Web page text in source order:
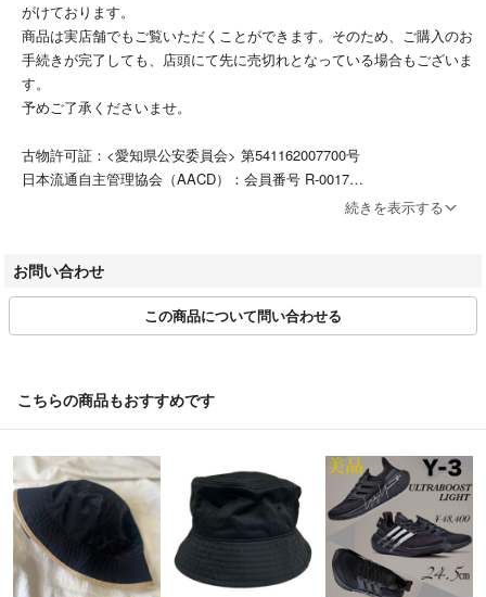
がけております。
商品は実店舗でもご覧いただくことができます。そのため、ご購入のお
手続きが完了しても、店頭にて先に売切れとなっている場合もございま
す。
予めご了承くださいませ。
古物許可証：<愛知県公安委員会> 第541162007700号
日本流通自主管理協会（AACD）：会員番号 R-0017
【お問い合わせについて】
商品詳細ページ、または取引ページ内の問い合わせフォームよりお問い
日の場合のご注文、ご質問等につきましては、 定休日明けにご返信を
【発送について】
ご入金確認後、3営業日以内に商品を発送いたします。佐川急便でのお
届けとなります。
【ご返品について】
ご購入いただいた中古品についてはお届け後３日以内は返品・交換をお
続きを表示する
お問い合わせ
この商品について問い合わせる
こちらの商品もおすすめです